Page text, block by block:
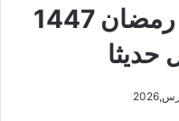
2026 الموافق 21 رمضان 1447